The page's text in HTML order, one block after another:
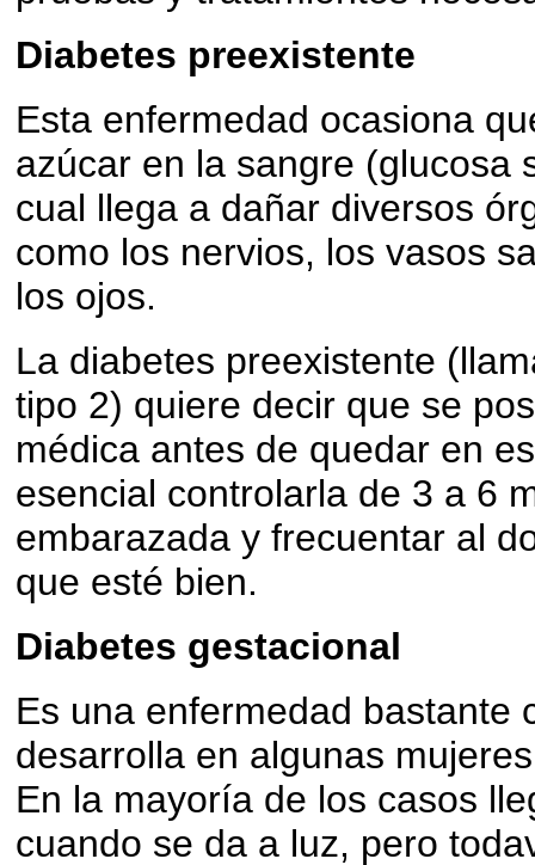
Diabetes preexistente
Esta enfermedad ocasiona
azúcar en la sangre (glucosa
cual llega a dañar diversos
como los nervios, los vasos
los ojos.
La diabetes preexistente
tipo 2) quiere decir que se
médica antes de quedar en
esencial controlarla de 3 a 6
embarazada y frecuentar al
que esté bien.
Diabetes gestacional
Es una enfermedad bastante
desarrolla en algunas
En la mayoría de los casos
cuando se da a luz, pero